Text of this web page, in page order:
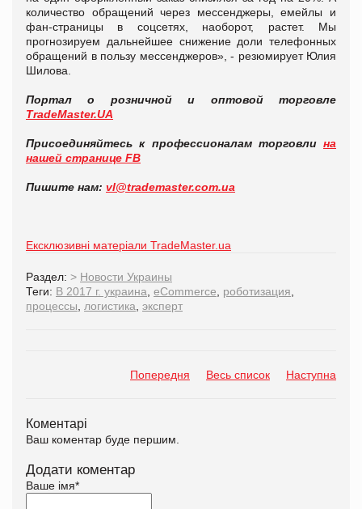
количество обращений через мессенджеры, емейлы и
фан-страницы в соцсетях, наоборот, растет. Мы
прогнозируем дальнейшее снижение доли телефонных
обращений в пользу мессенджеров», - резюмирует Юлия
Шилова.
Портал о розничной и оптовой торговле
TradeMaster.UA
Присоединяйтесь к профессионалам торговли на
нашей странице FB
Пишите нам: vl@trademaster.com.ua
Ексклюзивні матеріали TradeMaster.ua
Раздел: > Новости Украины
Теги: В 2017 г. украина, eCommerce, роботизация,
процессы, логистика, эксперт
Попередня Весь список Наступна
Коментарі
Ваш коментар буде першим.
Додати коментар
Ваше імя*